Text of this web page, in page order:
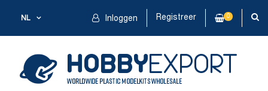
NL Inloggen Registreer 0